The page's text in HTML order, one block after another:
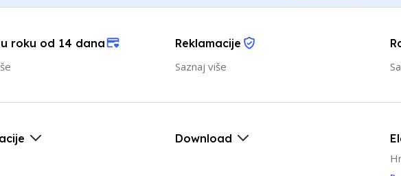
roku od 14 dana
Reklamacije
Saznaj više
Download